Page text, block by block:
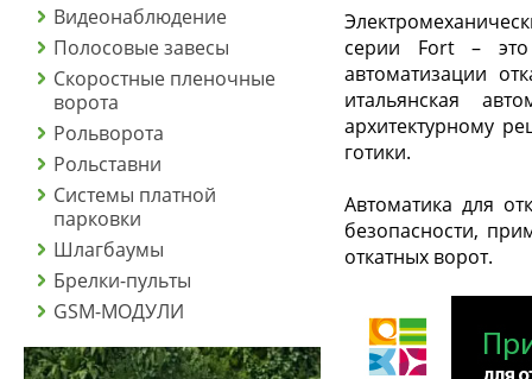
Видеонаблюдение
Полосовые завесы
Скоростные пленочные
ворота
Рольворота
Рольставни
Системы платной
парковки
Шлагбаумы
Брелки-пульты
GSM-МОДУЛИ
серии Fort – это
автоматизации
итальянская
архитектурному
готики.
Автоматика для
безопасности,
откатных ворот.